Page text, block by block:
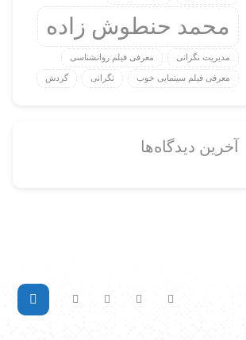
محمد حنطوش زاده
مدیریت نگرانی معرفی فیلم روانشناسی
معرفی فیلم سینمایی خوب نگرانی گردش
آخرین دیدگاه‌ها